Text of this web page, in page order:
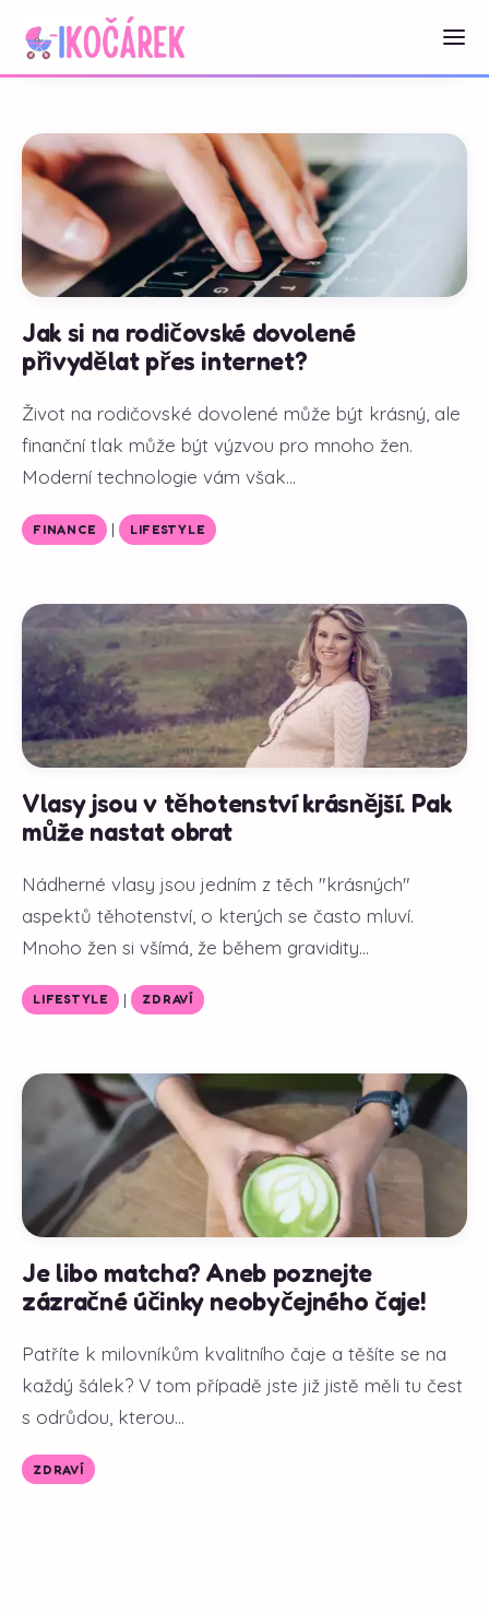
Jak si na rodičovské dovolené
přivydělat přes internet?
Život na rodičovské dovolené může být krásný, ale
finanční tlak může být výzvou pro mnoho žen.
Moderní technologie vám však...
FINANCE | LIFESTYLE
Vlasy jsou v těhotenství krásnější. Pak
může nastat obrat
Nádherné vlasy jsou jedním z těch "krásných"
aspektů těhotenství, o kterých se často mluví.
Mnoho žen si všímá, že během gravidity...
LIFESTYLE | ZDRAVÍ
Je libo matcha? Aneb poznejte
zázračné účinky neobyčejného čaje!
Patříte k milovníkům kvalitního čaje a těšíte se na
každý šálek? V tom případě jste již jistě měli tu čest
s odrůdou, kterou...
ZDRAVÍ